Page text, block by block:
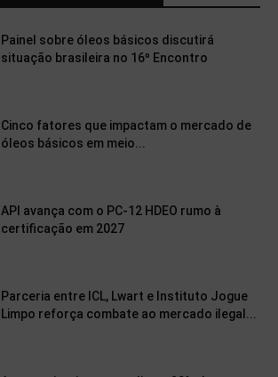
Painel sobre óleos básicos discutirá
situação brasileira no 16º Encontro
Cinco fatores que impactam o mercado de
óleos básicos em meio...
API avança com o PC-12 HDEO rumo à
certificação em 2027
Parceria entre ICL, Lwart e Instituto Jogue
Limpo reforça combate ao mercado ilegal...